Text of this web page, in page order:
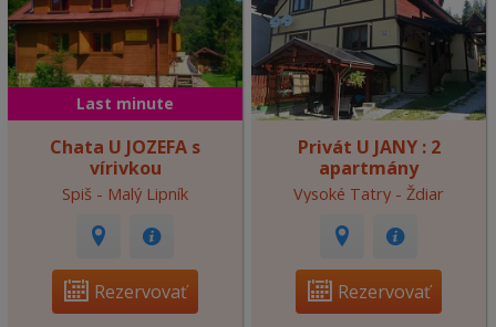
Last minute
Chata U JOZEFA s
vírivkou
Spiš - Malý Lipník
Rezervovať
Privát U JANY : 2
apartmány
Vysoké Tatry - Ždiar
Rezervovať